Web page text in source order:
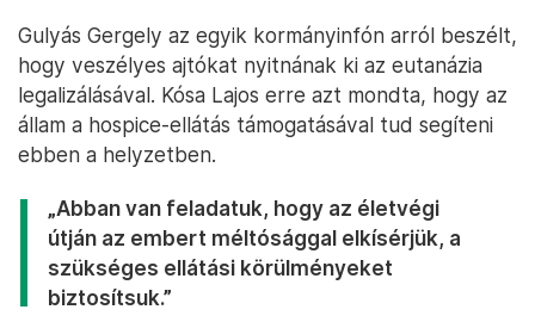
Gulyás Gergely az egyik kormányinfón arról beszélt,
hogy veszélyes ajtókat nyitnának ki az eutanázia
legalizálásával. Kósa Lajos erre azt mondta, hogy az
állam a hospice-ellátás támogatásával tud segíteni
ebben a helyzetben.
„Abban van feladatuk, hogy az életvégi
útján az embert méltósággal elkísérjük, a
szükséges ellátási körülményeket
biztosítsuk.”